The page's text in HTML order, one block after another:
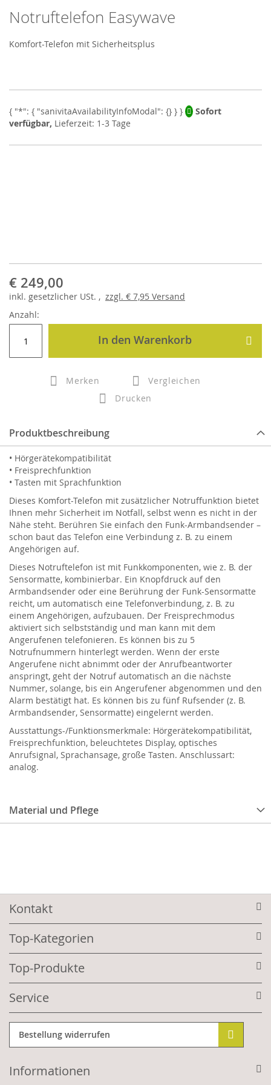
Skip
to
the
beginning
images
Notruftelefon Easywave
Komfort-Telefon mit Sicherheitsplus
Sofort
verfügbar, Lieferzeit: 1-3 Tage
€ 249,00
inkl. gesetzlicher USt. , zzgl. € 7,95 Versand
Anzahl:
In den Warenkorb
Merken
Vergleichen
Drucken
Produktbeschreibung
Material und Pflege
• Hörgerätekompatibilität
• Freisprechfunktion
• Tasten mit Sprachfunktion
Dieses Komfort-Telefon mit zusätzlicher Notruffunktion bietet
Ihnen mehr Sicherheit im Notfall, selbst wenn es nicht in der
Nähe steht. Berühren Sie einfach den Funk-Armbandsender –
schon baut das Telefon eine Verbindung z. B. zu einem
Angehörigen auf.
Dieses Notruftelefon ist mit Funkkomponenten, wie z. B. der
Sensormatte, kombinierbar. Ein Knopfdruck auf den
Armbandsender oder eine Berührung der Funk-Sensormatte
reicht, um automatisch eine Telefonverbindung, z. B. zu
einem Angehörigen, aufzubauen. Der Freisprechmodus
aktiviert sich selbstständig und man kann mit dem
Angerufenen telefonieren. Es können bis zu 5
Notrufnummern hinterlegt werden. Wenn der erste
Angerufene nicht abnimmt oder der Anrufbeantworter
anspringt, geht der Notruf automatisch an die nächste
Nummer, solange, bis ein Angerufener abgenommen und den
Alarm bestätigt hat. Es können bis zu fünf Rufsender (z. B.
Armbandsender, Sensormatte) eingelernt werden.
Ausstattungs-/Funktionsmerkmale: Hörgerätekompatibilität,
Freisprechfunktion, beleuchtetes Display, optisches
Anrufsignal, Sprachansage, große Tasten. Anschlussart:
analog.
Kontakt
Top-Kategorien
Top-Produkte
Service
Bestellung widerrufen
Informationen